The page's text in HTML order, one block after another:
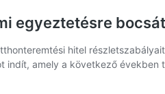
egyeztetésre
hitel
amely a következő